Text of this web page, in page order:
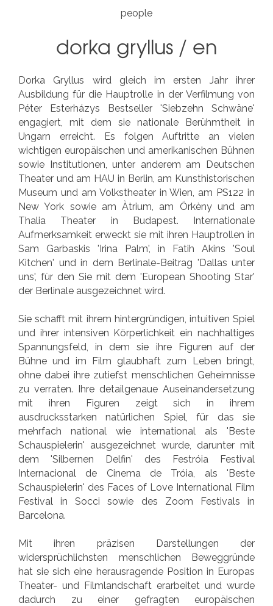
people
dorka gryllus/ en
Dorka Gryllus wird gleich im ersten Jahr ihrer
Ausbildung für die Hauptrolle in der Verfilmung von
Péter Esterházys Bestseller 'Siebzehn Schwäne'
engagiert, mit dem sie nationale Berühmtheit in
Ungarn erreicht. Es folgen Auftritte an vielen
wichtigen europäischen und amerikanischen Bühnen
sowie Institutionen, unter anderem am Deutschen
Theater und am HAU in Berlin, am Kunsthistorischen
Museum und am Volkstheater in Wien, am PS122 in
New York sowie am Àtrium, am Örkèny und am
Thalia Theater in Budapest. Internationale
Aufmerksamkeit erweckt sie mit ihren Hauptrollen in
Sam Garbaskis 'Irina Palm', in Fatih Akins 'Soul
Kitchen' und in dem Berlinale-Beitrag 'Dallas unter
uns', für den Sie mit dem 'European Shooting Star'
der Berlinale ausgezeichnet wird.
Sie schafft mit ihrem hintergründigen, intuitiven Spiel
und ihrer intensiven Körperlichkeit ein nachhaltiges
Spannungsfeld, in dem sie ihre Figuren auf der
Bühne und im Film glaubhaft zum Leben bringt,
ohne dabei ihre zutiefst menschlichen Geheimnisse
zu verraten. Ihre detailgenaue Auseinandersetzung
mit ihren Figuren zeigt sich in ihrem
ausdrucksstarken natürlichen Spiel, für das sie
mehrfach national wie international als 'Beste
Schauspielerin' ausgezeichnet wurde, darunter mit
dem 'Silbernen Delfin' des Festróia Festival
Internacional de Cinema de Tróia, als 'Beste
Schauspielerin' des Faces of Love International Film
Festival in Socci sowie des Zoom Festivals in
Barcelona.
Mit ihren präzisen Darstellungen der
widersprüchlichsten menschlichen Beweggründe
hat sie sich eine herausragende Position in Europas
Theater- und Filmlandschaft erarbeitet und wurde
dadurch zu einer gefragten europäischen